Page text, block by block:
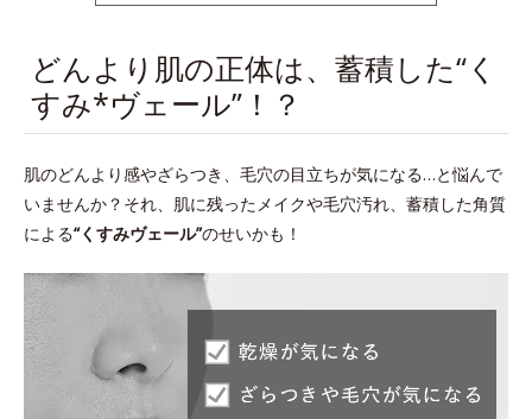
どんより肌の正体は、蓄積した“く
すみ*ヴェール”！？
肌のどんより感やざらつき、毛穴の目立ちが気になる…と悩んで
いませんか？それ、肌に残ったメイクや毛穴汚れ、蓄積した角質
による“くすみヴェール”のせいかも！